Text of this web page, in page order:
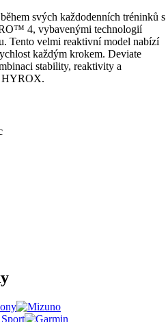
svých každodenních tréninků s
4, vybavenými technologií
velmi reaktivní model nabízí
každým krokem. Deviate
stability, reaktivity a
HYROX.